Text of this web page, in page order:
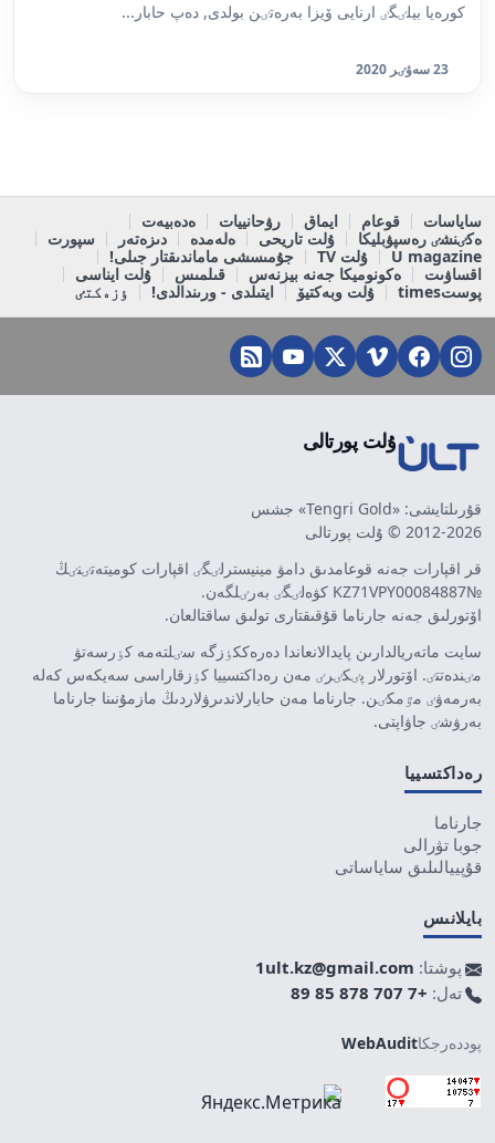
كورەيا بيلٸگٸ ارنايى ۆيزا بەرەتٸن بولدى, دەپ حابار...
23 سەۋٸر 2020
ساياسات قوعام ايماق رۋحانييات
ەدەبيەت
ەكٸنشٸ رەسپۋبليكا
ۇلت تاريحى ەلەمدە دىزەتەر
سپورت
U magazine
ۇلت TV
جۇمىسشى ماماندىقتار جىلى!
اقساۋىت
ەكونوميكا جەنە بيزنەس قىلمىس
ۇلت ايناسى
پوستtimes
ۇلت وبەكتيۆ ايتىلدى - ورىندالدى! ٶزەكتٸ
ۇلت پورتالى
قۇرىلتايشى: «Tengri Gold» جشس
2012-2026 © ۇلت پورتالى
قر اقپارات جەنە قوعامدىق دامۋ مينيسترلٸگٸ اقپارات كوميتەتٸنٸڭ
№KZ71VPY00084887 كۋەلٸگٸ بەرٸلگەن.
اۆتورلىق جەنە جارناما قۇقىقتارى تولىق ساقتالعان.
سايت ماتەريالدارىن پايدالانعاندا دەرەككٶزگە سٸلتەمە كٶرسەتۋ
مٸندەتتٸ. اۆتورلار پٸكٸرٸ مەن رەداكتسييا كٶزقاراسى سەيكەس كەلە
بەرمەۋٸ مٷمكٸن. جارناما مەن حابارلاندىرۋلاردىڭ مازمۇنىنا جارناما
بەرۋشٸ جاۋاپتى.
رەداكتسييا
جارناما
جوبا تۋرالى
قۇپييالىلىق ساياساتى
بايلانىس
پوشتا: 1ult.kz@gmail.com
تەل: +7 707 878 85 89
پوددەرجكاWebAudit